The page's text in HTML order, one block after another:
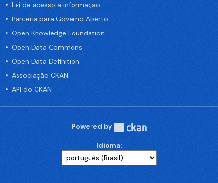
Lei de acesso a informação
Parceria para Governo Aberto
Open Knowledge Foundation
Open Data Commons
Open Data Definition
Associação CKAN
API do CKAN
Powered by
Idioma